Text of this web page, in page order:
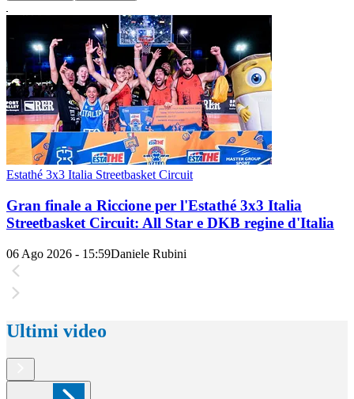
Estathé 3x3 Italia Streetbasket Circuit
Gran finale a Riccione per l'Estathé 3x3 Italia
Streetbasket Circuit: All Star e DKB regine d'Italia
06 Ago 2026 - 15:59Daniele Rubini
Ultimi video